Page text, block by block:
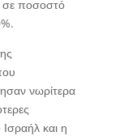
σε ποσοστό
νωρίτερα
και η